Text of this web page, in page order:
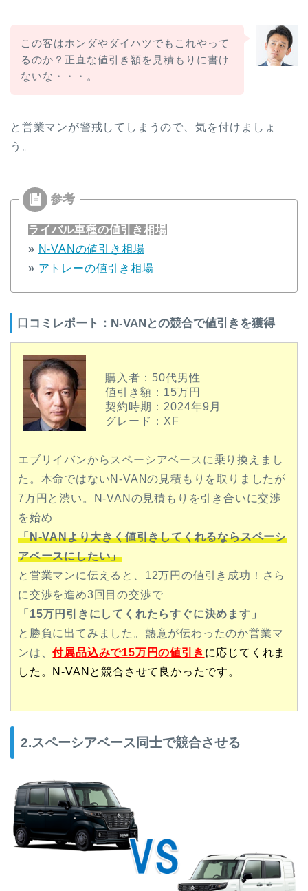
この客はホンダやダイハツでもこれやって
るのか？正直な値引き額を見積もりに書け
ないな・・・。
と営業マンが警戒してしまうので、気を付けましょ
う。
ライバル車種の値引き相場
» N-VANの値引き相場
» アトレーの値引き相場
口コミレポート：N-VANとの競合で値引きを獲得
購入者：50代男性
値引き額：15万円
契約時期：2024年9月
グレード：XF
エブリイバンからスペーシアベースに乗り換えまし
た。本命ではないN-VANの見積もりを取りましたが
7万円と渋い。N-VANの見積もりを引き合いに交渉
を始め
「N-VANより大きく値引きしてくれるならスペーシ
アベースにしたい」
と営業マンに伝えると、12万円の値引き成功！さら
に交渉を進め3回目の交渉で
「15万円引きにしてくれたらすぐに決めます」
と勝負に出てみました。熱意が伝わったのか営業マ
ンは、付属品込みで15万円の値引き に応じてくれま
した。N-VANと競合させて良かったです。
2.スペーシアベース同士で競合させる